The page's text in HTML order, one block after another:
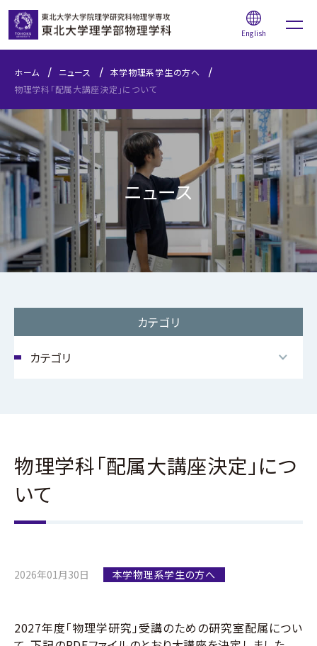
English
教職員⼀覧
イベント紹介
学部受験生の方へ
ホーム ニュース
本学物理系学生の方へ
物理学科「配属大講座決定」について
ニュース
物理学科「配属大講座決定」につ
いて
2026年01月30日 本学物理系学生の方へ
2027年度「物理学研究」受講のための研究室配属につい
カテゴリ